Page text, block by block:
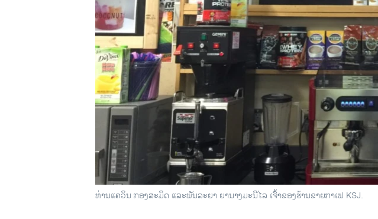
ທ່ານແຄວິນ ກອງສະມິດ ແລະພັນລະຍາ ຍານາງມະນີໄລ ເຈົ້າຂອງຮ້ານຂາຍກາເຟ KSJ.